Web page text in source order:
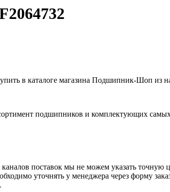
в каталоге магазина Подшипник-Шоп из
подшипников и комплектующих
каналов поставок мы не можем указать
уточнять у менеджера через форму